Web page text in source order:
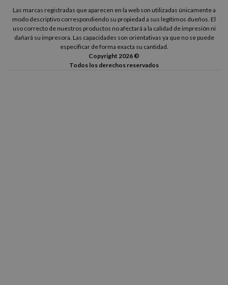
Las marcas registradas que aparecen en la web son utilizadas únicamente a
modo descriptivo correspondiendo su propiedad a sus legítimos dueños. El
uso correcto de nuestros productos no afectará a la calidad de impresión ni
dañará su impresora. Las capacidades son orientativas ya que no se puede
especificar de forma exacta su cantidad.
Copyright 2026 ©
Todos los derechos reservados